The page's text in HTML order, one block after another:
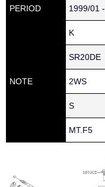
PERIOD 1999/01 -
NOTE
K
SR20DE
2WS
S
MT.F5